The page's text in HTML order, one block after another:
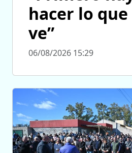
hacer lo que
ve”
06/08/2026 15:29